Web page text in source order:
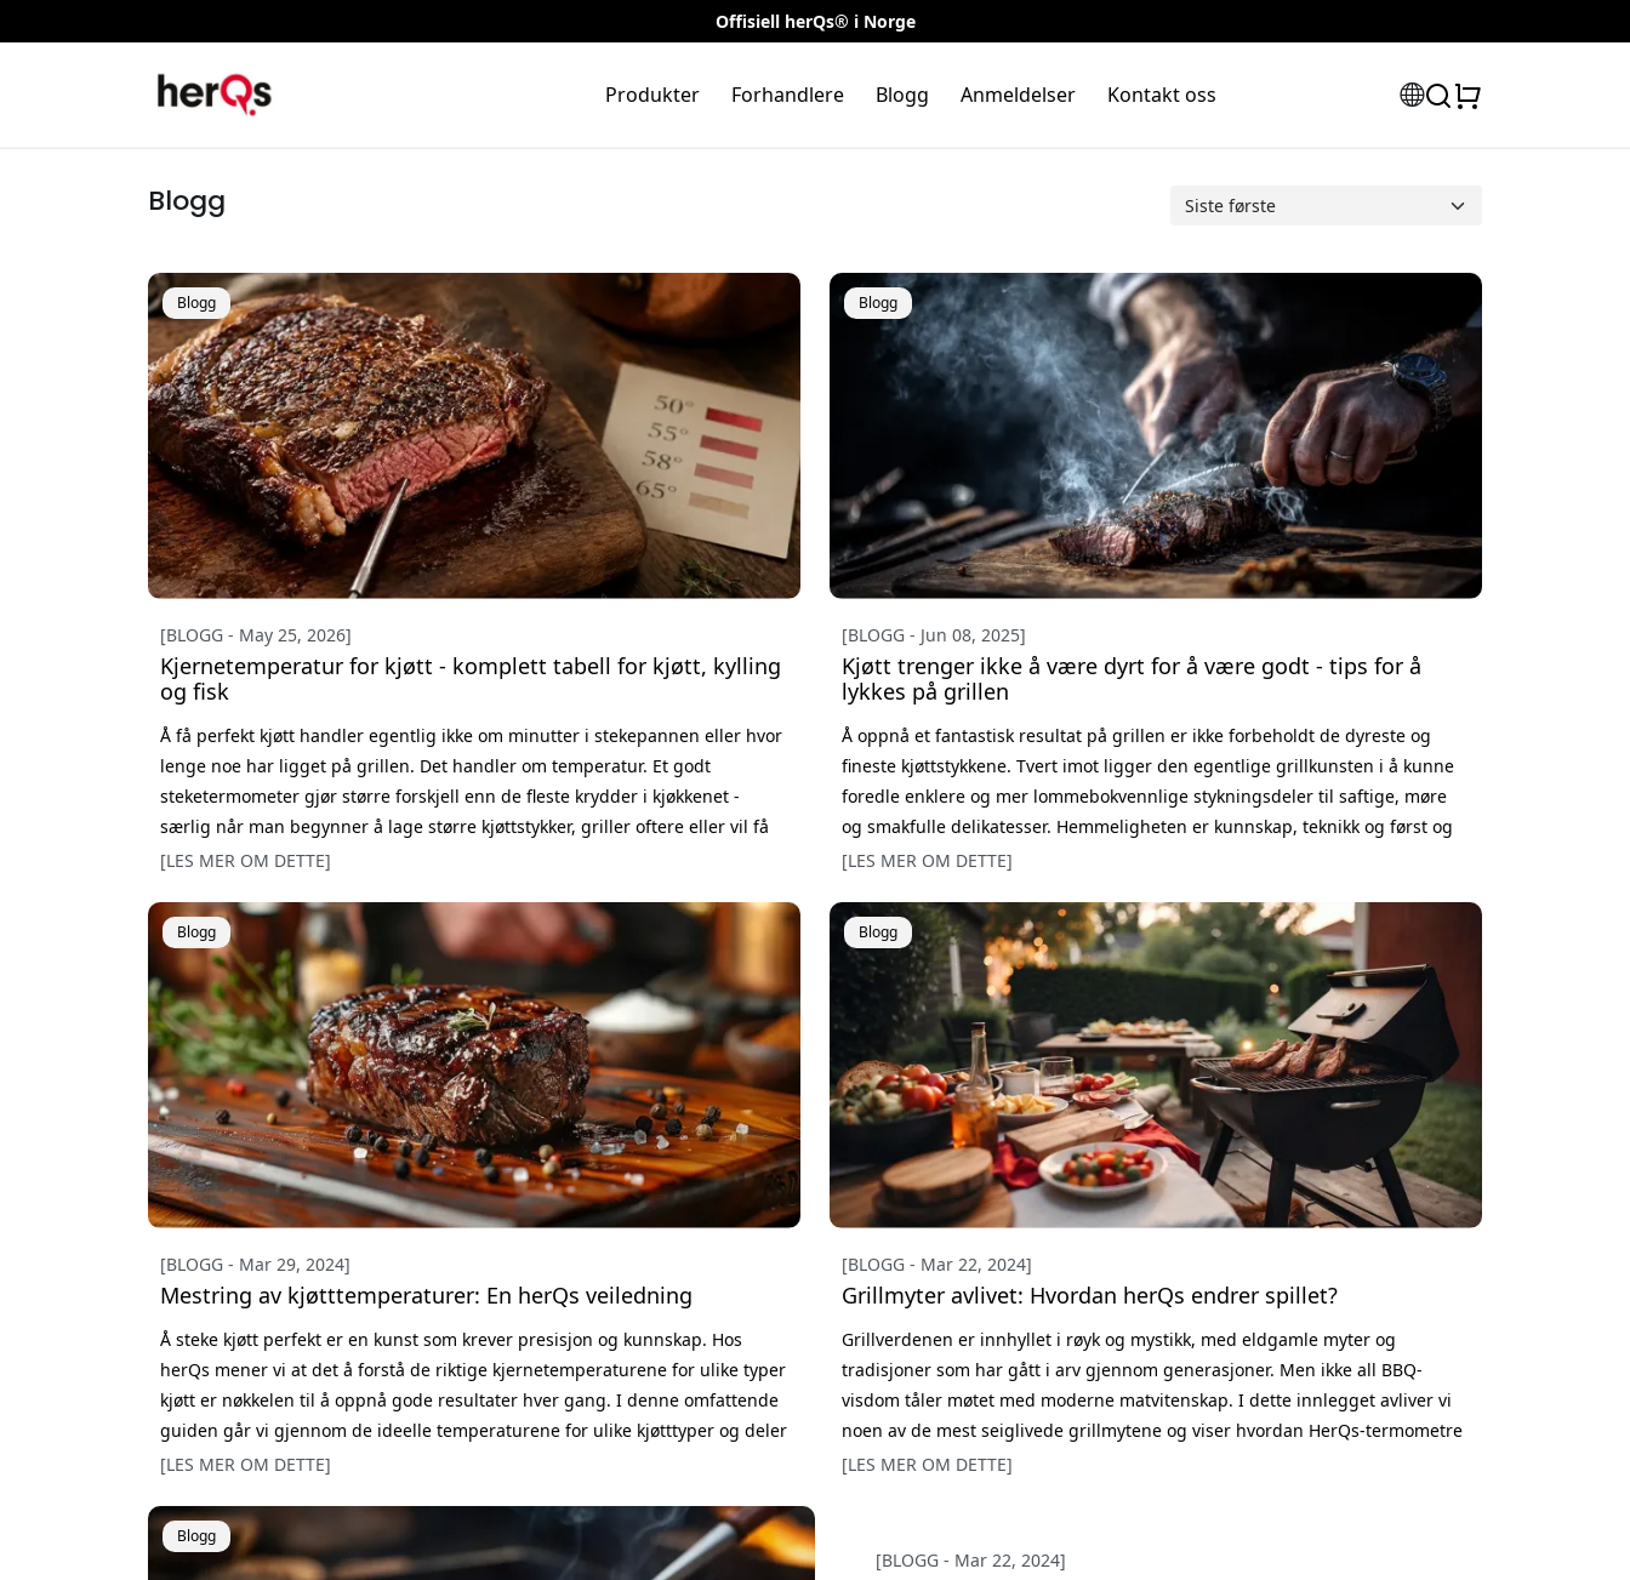
Offisiell herQs® i Norge
Produkter Forhandlere Blogg Anmeldelser Kontakt oss
Blogg
Blogg
[BLOGG - May 25, 2026]
Kjernetemperatur for kjøtt - komplett tabell for kjøtt, kylling
og fisk
Å få perfekt kjøtt handler egentlig ikke om minutter i stekepannen eller hvor
lenge noe har ligget på grillen. Det handler om temperatur. Et godt
steketermometer gjør større forskjell enn de fleste krydder i kjøkkenet -
særlig når man begynner å lage større kjøttstykker, griller oftere eller vil få
samme resultat hver gang. Her går vi gjennom riktig kjernetemperatur for
[LES MER OM DETTE]
Blogg
[BLOGG - Jun 08, 2025]
Kjøtt trenger ikke å være dyrt for å være godt - tips for å
lykkes på grillen
Å oppnå et fantastisk resultat på grillen er ikke forbeholdt de dyreste og
fineste kjøttstykkene. Tvert imot ligger den egentlige grillkunsten i å kunne
foredle enklere og mer lommebokvennlige stykningsdeler til saftige, møre
og smakfulle delikatesser. Hemmeligheten er kunnskap, teknikk og først og
fremst presisjon. Glem myten om at bare indrefilet holder; med riktig
[LES MER OM DETTE]
Blogg
[BLOGG - Mar 29, 2024]
Mestring av kjøtttemperaturer: En herQs veiledning
Å steke kjøtt perfekt er en kunst som krever presisjon og kunnskap. Hos
herQs mener vi at det å forstå de riktige kjernetemperaturene for ulike typer
kjøtt er nøkkelen til å oppnå gode resultater hver gang. I denne omfattende
guiden går vi gjennom de ideelle temperaturene for ulike kjøtttyper og deler
eksperttips som løfter matlagingen din. Hvorfor kjernetemperatur er viktig Å
[LES MER OM DETTE]
Blogg
[BLOGG - Mar 22, 2024]
Grillmyter avlivet: Hvordan herQs endrer spillet?
Grillverdenen er innhyllet i røyk og mystikk, med eldgamle myter og
tradisjoner som har gått i arv gjennom generasjoner. Men ikke all BBQ-
visdom tåler møtet med moderne matvitenskap. I dette innlegget avliver vi
noen av de mest seiglivede grillmytene og viser hvordan HerQs-termometre
forandrer måten vi griller på, og sørger for nøyaktighet, jevnhet og
[LES MER OM DETTE]
Blogg
[BLOGG - Mar 22, 2024]